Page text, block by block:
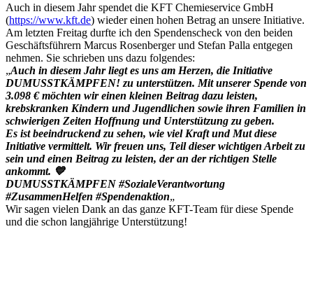
Auch in diesem Jahr spendet die KFT Chemieservice GmbH
(https://www.kft.de) wieder einen hohen Betrag an unsere Initiative.
Am letzten Freitag durfte ich den Spendenscheck von den beiden
Geschäftsführern Marcus Rosenberger und Stefan Palla entgegen
nehmen. Sie schrieben uns dazu folgendes:
„Auch in diesem Jahr liegt es uns am Herzen, die Initiative
DUMUSSTKÄMPFEN! zu unterstützen. Mit unserer Spende von
3.098 € möchten wir einen kleinen Beitrag dazu leisten,
krebskranken Kindern und Jugendlichen sowie ihren Familien in
schwierigen Zeiten Hoffnung und Unterstützung zu geben.
Es ist beeindruckend zu sehen, wie viel Kraft und Mut diese
Initiative vermittelt. Wir freuen uns, Teil dieser wichtigen Arbeit zu
sein und einen Beitrag zu leisten, der an der richtigen Stelle
ankommt. 💙
DUMUSSTKÄMPFEN #SozialeVerantwortung
#ZusammenHelfen #Spendenaktion„
Wir sagen vielen Dank an das ganze KFT-Team für diese Spende
und die schon langjährige Unterstützung!